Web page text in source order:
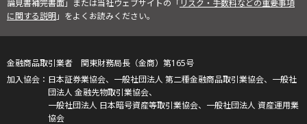
論見書補完書面」または当社ウェブサイトの「リスク・手数料などの重要事項
に関する説明」をよくお読みください。
金融商品取引業者 関東財務局長（金商）第165号
日本証券業協会、一般社団法人 第二種金融商品取引業協会、一般社
団法人 金融先物取引業協会、
一般社団法人 日本暗号資産等取引業協会、一般社団法人 資産運用業
協会